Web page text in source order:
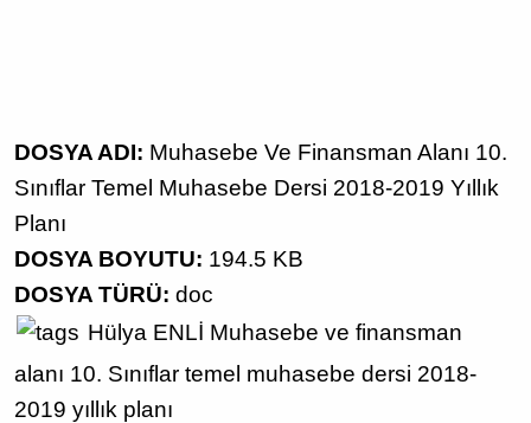
DOSYA ADI: Muhasebe Ve Finansman Alanı 10.
Sınıflar Temel Muhasebe Dersi 2018-2019 Yıllık
Planı
DOSYA BOYUTU: 194.5 KB
DOSYA TÜRÜ: doc
Hülya ENLİ Muhasebe ve finansman
alanı 10. Sınıflar temel muhasebe dersi 2018-
2019 yıllık planı